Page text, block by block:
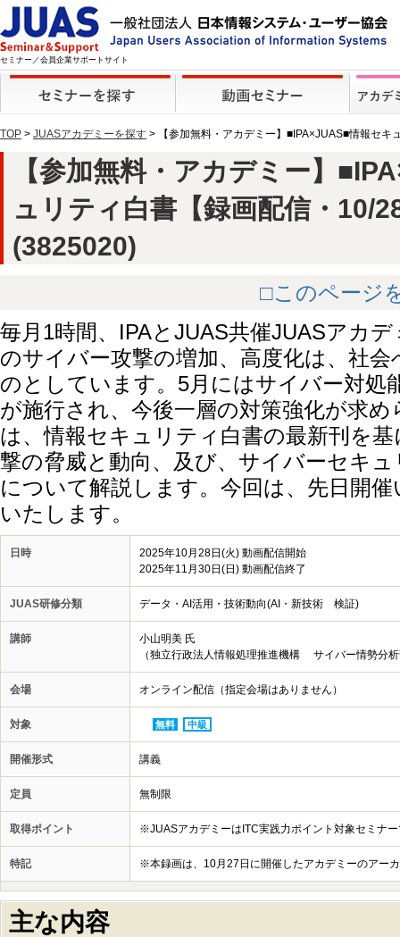
セミナー／会員企業サポートサイト
TOP > JUASアカデミーを探す > 【参加無料・アカデミー】■IPA×JUAS■情報セキ
【参加無料・アカデミー】
ュリティ白書【録画配信・10/
(3825020)
□このページ
毎月1時間、IPAとJUAS共催JUASアカ
のサイバー攻撃の増加、高度化は、社
のとしています。5月にはサイバー対処
が施行され、今後一層の対策強化が求
は、情報セキュリティ白書の最新刊を
撃の脅威と動向、及び、サイバーセキ
について解説します。今回は、先日開
いたします。
日時
2025年10月28日(火) 動画配信開始
2025年11月30日(日) 動画配信終了
JUAS研修分類 データ・AI活用・技術動向(AI・新技術 検証)
講師
小山明美 氏
（独立行政法人情報処理推進機構 サイバー情勢分
会場 オンライン配信（指定会場はありません）
対象 無料 中級
開催形式 講義
定員 無制限
取得ポイント ※JUASアカデミーはITC実践力ポイント対象セミナ
特記 ※本録画は、10月27日に開催したアカデミーのアー
主な内容